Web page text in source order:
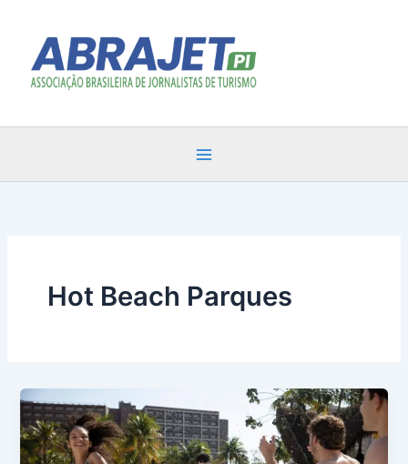
conteúdo
Hot Beach Parques